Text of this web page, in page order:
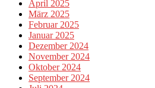
April 2025
März 2025
Februar 2025
Januar 2025
Dezember 2024
November 2024
Oktober 2024
September 2024